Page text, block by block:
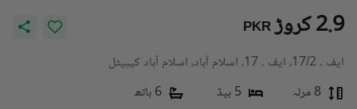
PKR 2.9 کروڑ
ایف ۔ 17/2، ایف ۔ 17، اسلام آباد، اسلام آباد کیپیٹل
8 مرلہ
5 بیڈ 6 باتھ